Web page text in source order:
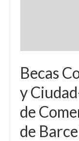
Becas
y
de
de